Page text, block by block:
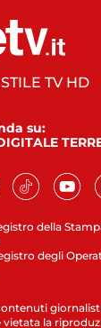
della
degli
TV HD
su:
la